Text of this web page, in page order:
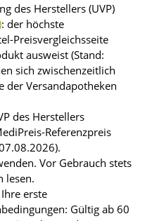
des Herstellers (UVP)
: der höchste
Preisvergleichsseite
ausweist (Stand:
sich zwischenzeitlich
der Versandapotheken
des Herstellers
Referenzpreis
Vor Gebrauch stets
lesen.
erste
Gültig ab 60